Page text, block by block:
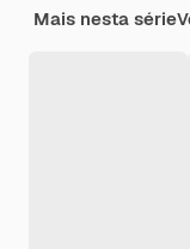
Mais nesta série